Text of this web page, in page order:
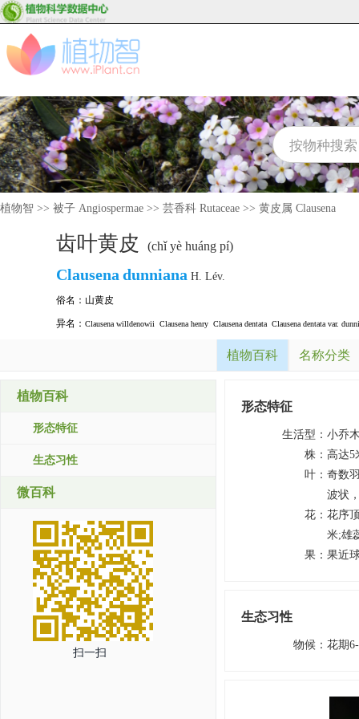
植物智 >> 被子 Angiospermae >> 芸香科 Rutaceae >> 黄皮属 Clausena
齿叶黄皮 (chǐ yè huáng pí)
Clausena dunniana H. Lév.
俗名： 山黄皮
异名： Clausena willdenowii Clausena henry Clausena dentata Clausena dentata var.
植物百科 名称分类
植物百科
形态特征
生态习性
微百科
扫一扫
形态特征
生活型 ： 小乔
株 ： 高达5
叶 ： 奇数
波状
花 ： 花序
米;雄
果 ： 果近
生态习性
物候 ： 花期